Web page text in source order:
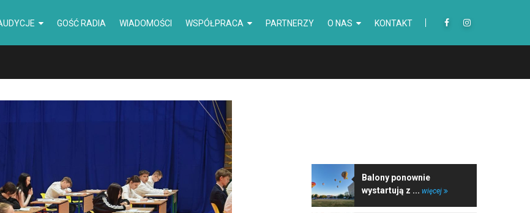
GOŚĆ RADIA WIADOMOŚCI WSPÓŁPRACA PARTNERZY O NAS KONTAKT
Balony ponownie
wystartują z ... więcej